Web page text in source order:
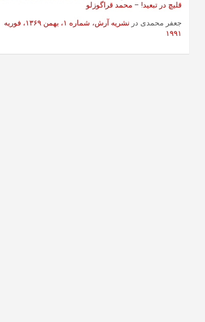
قلیچ در تبعید! – محمد قراگوزلو
جعفر محمدی در
نشریه آرش، شماره ۱، بهمن ۱۳۶۹، فوریه
۱۹۹۱